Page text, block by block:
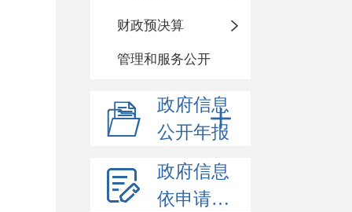
财政预决算
管理和服务公开
政府信息
公开年报
政府信息
依申请公开